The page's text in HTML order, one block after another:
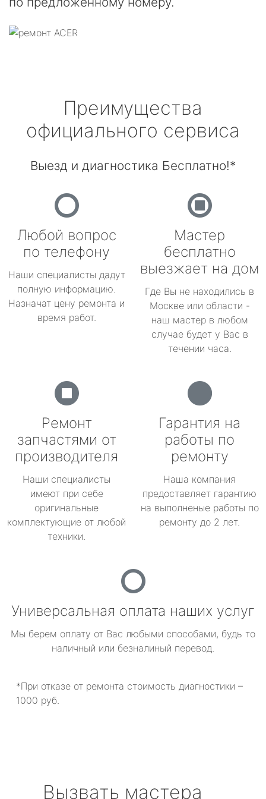
Преимущества
официального сервиса
Выезд и диагностика Бесплатно!*
Любой вопрос
по телефону
Наши специалисты дадут
полную информацию.
Назначат цену ремонта и
время работ.
Мастер
бесплатно
выезжает на дом
Где Вы не находились в
Москве или области -
наш мастер в любом
случае будет у Вас в
течении часа.
Ремонт
запчастями от
производителя
Наши специалисты
имеют при себе
оригинальные
комплектующие от любой
техники.
Гарантия на
работы по
ремонту
Наша компания
предоставляет гарантию
на выполненые работы по
ремонту до 2 лет.
Универсальная оплата наших услуг
Мы берем оплату от Вас любыми способами, будь то
наличный или безналиный перевод.
*При отказе от ремонта стоимость диагностики –
1000 руб.
Вызвать мастера